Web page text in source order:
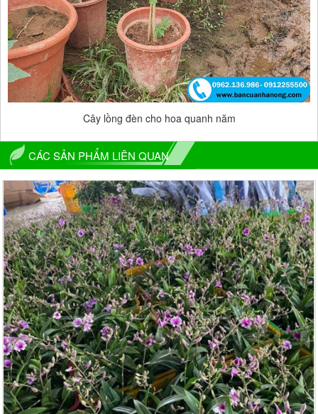
Cây lồng đèn cho hoa quanh năm
CÁC SẢN PHẨM LIÊN QUAN